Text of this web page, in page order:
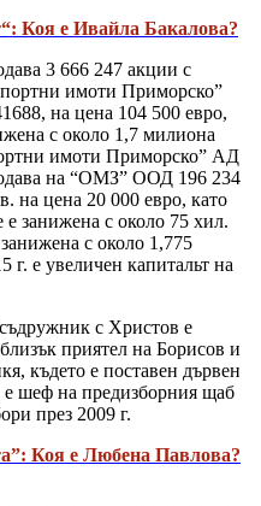
Коя е Ивайла Бакалова?
3 666 247 акции с
имоти Приморско”
на цена 104 500 евро,
с около 1,7 милиона
имоти Приморско” АД
на “ОМЗ” ООД 196 234
на цена 20 000 евро, като
занижена с около 75 хил.
с около 1,775
г. е увеличен капитальт на
с Христов е
приятел на Борисов и
където е поставен дървен
е шеф на предизборния щаб
през 2009 г.
Коя е Любена Павлова?